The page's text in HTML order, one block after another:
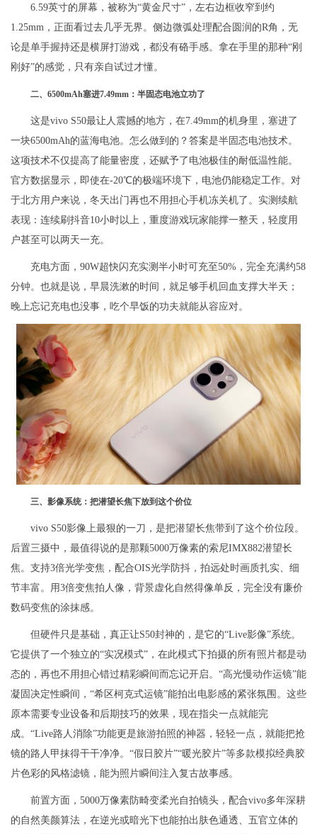
6.59英寸的屏幕，被称为“黄金尺寸”，左右边框收窄到约
1.25mm，正面看过去几乎无界。侧边微弧处理配合圆润的R角，无
论是单手握持还是横屏打游戏，都没有硌手感。拿在手里的那种“刚
刚好”的感觉，只有亲自试过才懂。
二、6500mAh塞进7.49mm：半固态电池立功了
这是vivo S50最让人震撼的地方，在7.49mm的机身里，塞进了
一块6500mAh的蓝海电池。怎么做到的？答案是半固态电池技术。
这项技术不仅提高了能量密度，还赋予了电池极佳的耐低温性能。
官方数据显示，即使在-20℃的极端环境下，电池仍能稳定工作。对
于北方用户来说，冬天出门再也不用担心手机冻关机了。实测续航
表现：连续刷抖音10小时以上，重度游戏玩家能撑一整天，轻度用
户甚至可以两天一充。
充电方面，90W超快闪充实测半小时可充至50%，完全充满约58
分钟。也就是说，早晨洗漱的时间，就足够手机回血支撑大半天；
晚上忘记充电也没事，吃个早饭的功夫就能从容应对。
三、影像系统：把潜望长焦下放到这个价位
vivo S50影像上最狠的一刀，是把潜望长焦带到了这个价位段。
后置三摄中，最值得说的是那颗5000万像素的索尼IMX882潜望长
焦。支持3倍光学变焦，配合OIS光学防抖，拍远处时画质扎实、细
节丰富。用3倍变焦拍人像，背景虚化自然得像单反，完全没有廉价
数码变焦的涂抹感。
但硬件只是基础，真正让S50封神的，是它的“Live影像”系统。
它提供了一个独立的“实况模式”，在此模式下拍摄的所有照片都是动
态的，再也不用担心错过精彩瞬间而忘记开启。“高光慢动作运镜”能
凝固决定性瞬间，“希区柯克式运镜”能拍出电影感的紧张氛围。这些
原本需要专业设备和后期技巧的效果，现在指尖一点就能完
成。“Live路人消除”功能更是旅游拍照的神器，轻轻一点，就能把抢
镜的路人甲抹得干干净净。“假日胶片”“暖光胶片”等多款模拟经典胶
片色彩的风格滤镜，能为照片瞬间注入复古故事感。
前置方面，5000万像素防畸变柔光自拍镜头，配合vivo多年深耕
的自然美颜算法，在逆光或暗光下也能拍出肤色通透、五官立体的